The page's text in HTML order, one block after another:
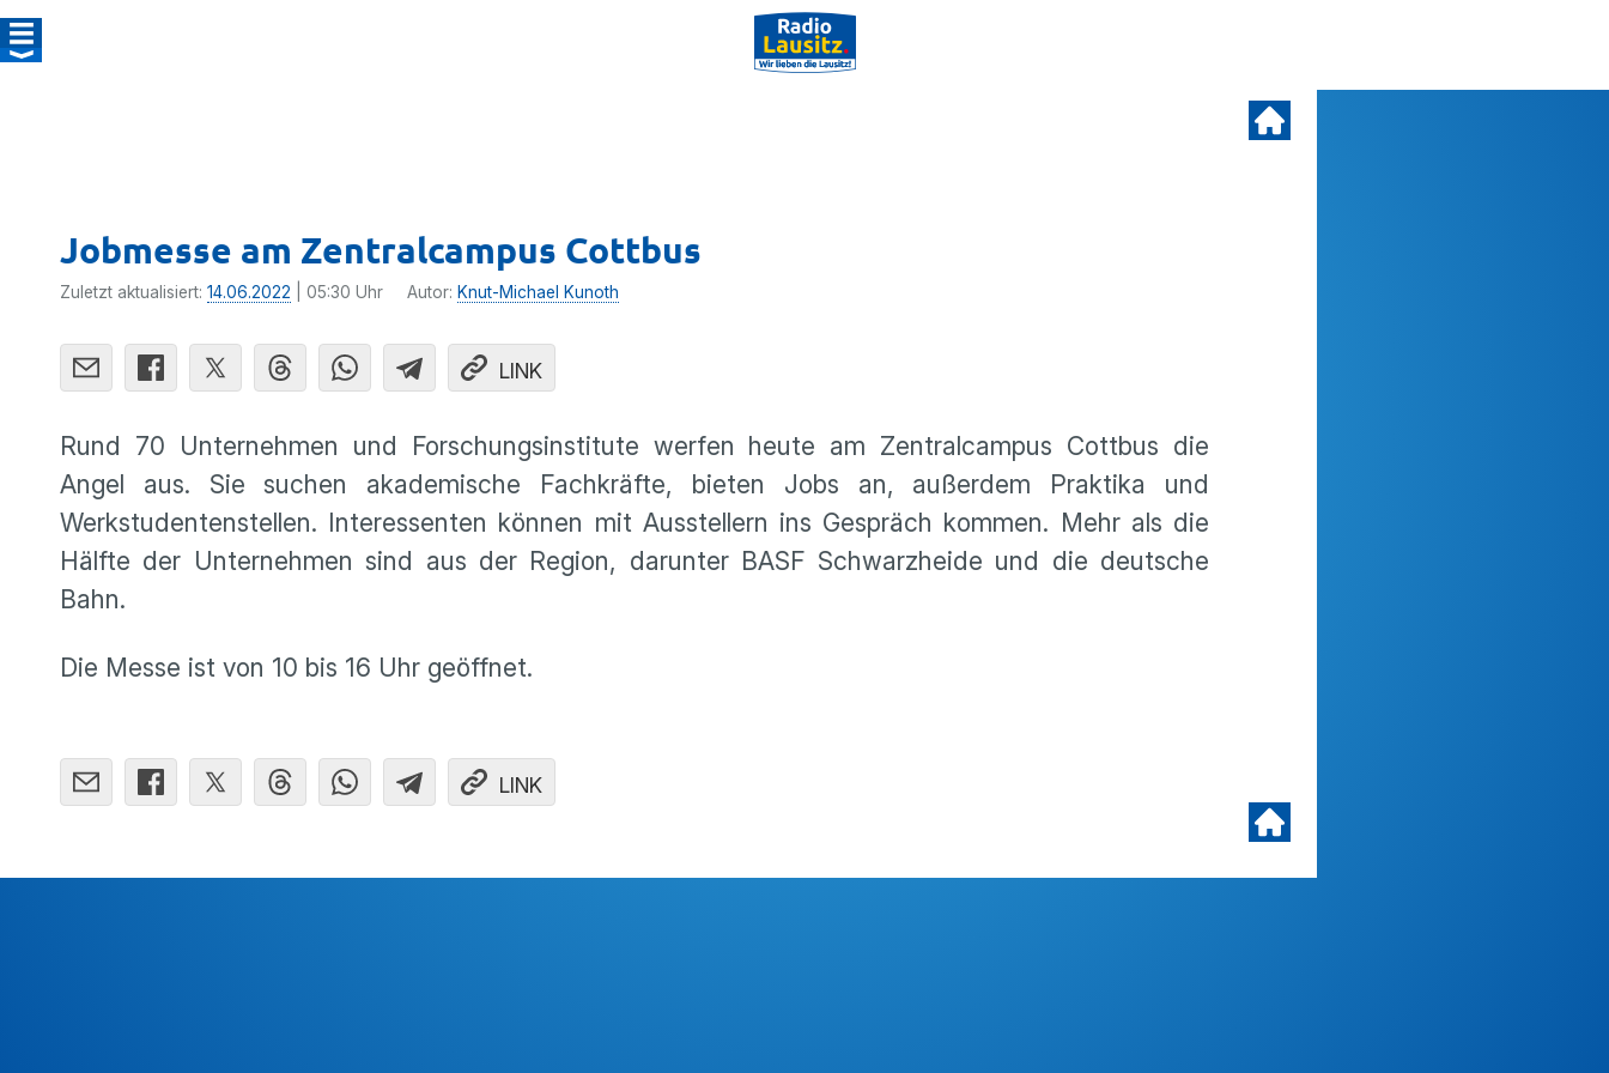
Jobmesse am Zentralcampus Cottbus
Zuletzt aktualisiert: 14.06.2022 | 05:30 Uhr Autor: Knut-Michael Kunoth
LINK
Rund 70 Unternehmen und Forschungsinstitute werfen heute am Zentralcampus Cottbus die
Angel aus. Sie suchen akademische Fachkräfte, bieten Jobs an, außerdem Praktika und
Werkstudentenstellen. Interessenten können mit Ausstellern ins Gespräch kommen. Mehr als die
Hälfte der Unternehmen sind aus der Region, darunter BASF Schwarzheide und die deutsche
Bahn.
Die Messe ist von 10 bis 16 Uhr geöffnet.
LINK